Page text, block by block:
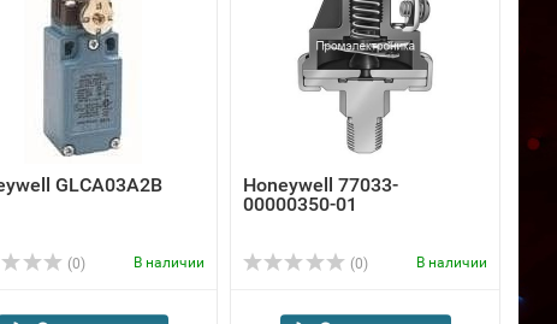
GLCA03A2B
(0) В наличии
Honeywell 77033-
00000350-01
(0) В наличии